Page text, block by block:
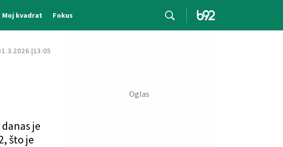
Moj kvadrat Fokus
13:05
je
što je